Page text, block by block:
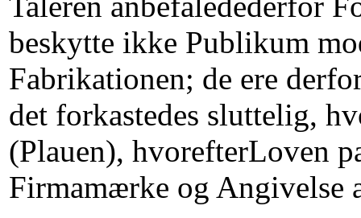
beskytte ikke Publikum
Fabrikationen; de ere
det forkastedes sluttelig,
(Plauen), hvorefterLoven
Firmamærke og Angivelse